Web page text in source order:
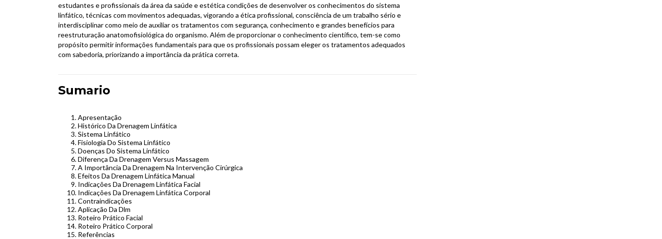
estudantes e profissionais da área da saúde e estética condições de desenvolver os conhecimentos do sistema
linfático, técnicas com movimentos adequadas, vigorando a ética profissional, consciência de um trabalho sério e
interdisciplinar como meio de auxiliar os tratamentos com segurança, conhecimento e grandes benefícios para
reestruturação anatomofisiológica do organismo. Além de proporcionar o conhecimento científico, tem-se como
propósito permitir informações fundamentais para que os profissionais possam eleger os tratamentos adequados
com sabedoria, priorizando a importância da prática correta.
Sumario
Apresentação
Histórico Da Drenagem Linfática
Sistema Linfático
Fisiologia Do Sistema Linfático
Doenças Do Sistema Linfático
Diferença Da Drenagem Versus Massagem
A Importância Da Drenagem Na Intervenção Cirúrgica
Efeitos Da Drenagem Linfática Manual
Indicações Da Drenagem Linfática Facial
Indicações Da Drenagem Linfática Corporal
Contraindicações
Aplicação Da Dlm
Roteiro Prático Facial
Roteiro Prático Corporal
Referências